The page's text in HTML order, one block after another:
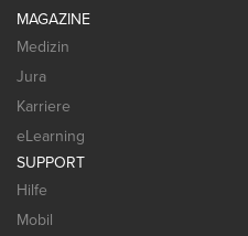
MAGAZINE
Medizin
Jura
Karriere
eLearning
SUPPORT
Hilfe
Mobil